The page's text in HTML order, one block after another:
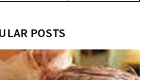
POSTS